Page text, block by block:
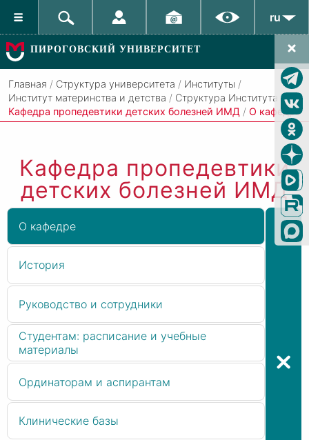
ru
ПИРОГОВСКИЙ УНИВЕРСИТЕТ
Главная / Структура университета / Институты /
Институт материнства и детства / Структура Института /
Кафедра пропедевтики детских болезней ИМД / О кафедре
Кафедра пропедевтики
детских болезней ИМД
О кафедре
История
Руководство и сотрудники
Студентам: расписание и учебные
материалы
Ординаторам и аспирантам
Клинические базы